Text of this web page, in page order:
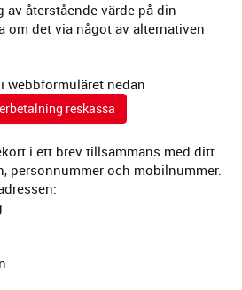
av återstående värde på din
om det via något av alternativen
webbformuläret nedan
reskassa
i ett brev tillsammans med ditt
personnummer och mobilnummer.